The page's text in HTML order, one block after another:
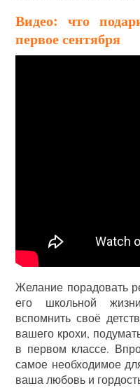
Видео: что
первое сентября
Желание порадовать
его школьной
вспомнить своё
вашего крохи,
в первом классе.
самое необходимое
ваша любовь и